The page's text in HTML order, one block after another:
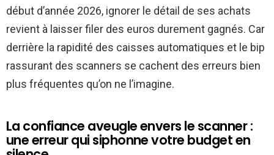
début d’année 2026, ignorer le détail de ses achats
revient à laisser filer des euros durement gagnés. Car
derrière la rapidité des caisses automatiques et le bip
rassurant des scanners se cachent des erreurs bien
plus fréquentes qu’on ne l’imagine.
La confiance aveugle envers le scanner :
une erreur qui siphonne votre budget en